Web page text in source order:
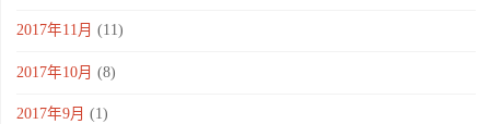
2017年11月 (11)
2017年10月 (8)
2017年9月 (1)